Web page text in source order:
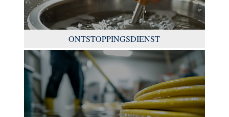
ONTSTOPPINGSDIENST